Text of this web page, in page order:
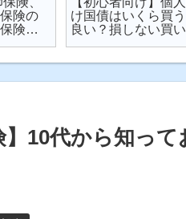
険の
険】
け国債はいくら買
良い？損しない買
】10代から知っ